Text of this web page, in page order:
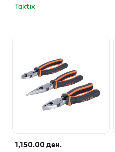
Taktix
1,150.00 ден.